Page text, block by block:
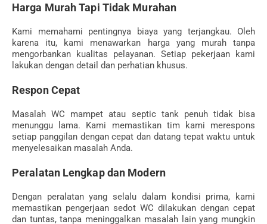
Harga Murah Tapi Tidak Murahan
Kami memahami pentingnya biaya yang terjangkau. Oleh
karena itu, kami menawarkan harga yang murah tanpa
mengorbankan kualitas pelayanan. Setiap pekerjaan kami
lakukan dengan detail dan perhatian khusus.
Respon Cepat
Masalah WC mampet atau septic tank penuh tidak bisa
menunggu lama. Kami memastikan tim kami merespons
setiap panggilan dengan cepat dan datang tepat waktu untuk
menyelesaikan masalah Anda.
Peralatan Lengkap dan Modern
Dengan peralatan yang selalu dalam kondisi prima, kami
memastikan pengerjaan sedot WC dilakukan dengan cepat
dan tuntas, tanpa meninggalkan masalah lain yang mungkin